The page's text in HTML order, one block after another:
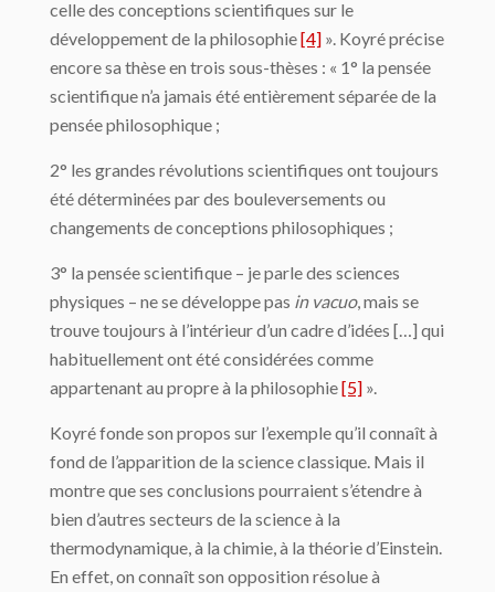
celle des concep­tions scientifiques sur le
développement de la philosophie[4] ». Koyré précise
encore sa thèse en trois sous-thèses : « 1° la pensée
scientifique n’a jamais été entièrement sépa­rée de la
pensée philosophique ;
2° les grandes révolutions scientifiques ont toujours
été déterminées par des boulever­sements ou
changements de conceptions philosophiques ;
3° la pensée scientifique – je parle des sciences
physiques – ne se développe pas in vacuo, mais se
trouve toujours à l’intérieur d’un cadre d’idées […] qui
habituellement ont été considérées comme
appartenant au propre à la philosophie[5] ».
Koyré fonde son propos sur l’exemple qu’il connaît à
fond de l’apparition de la science classique. Mais il
montre que ses conclusions pourraient s’étendre à
bien d’autres sec­teurs de la science à la
thermodynamique, à la chimie, à la théorie d’Einstein.
En effet, on connaît son opposition résolue à